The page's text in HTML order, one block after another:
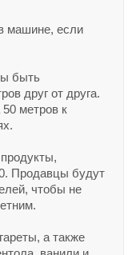
будут служить
в Европе, в
8% женщин
машине, если
быть
друг от друга.
метров к
Продавцы будут
чтобы не
а также